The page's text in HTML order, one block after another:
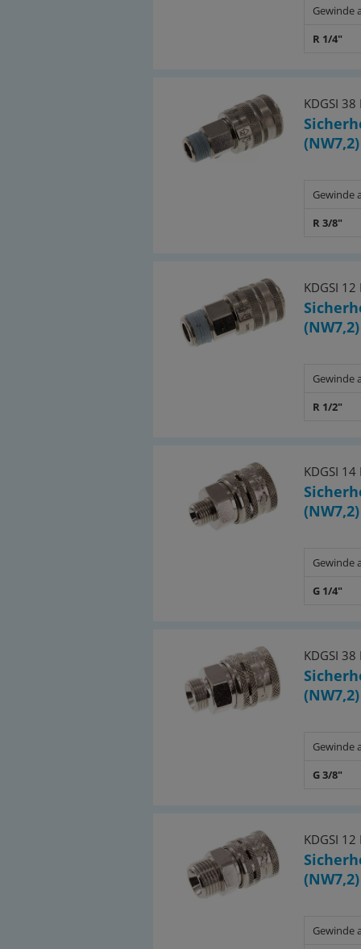
Gewinde
R 1/4"
KDGSI 38
Gewinde
R 3/8"
KDGSI 12
Gewinde
R 1/2"
KDGSI 14
Gewinde
G 1/4"
KDGSI 38
Gewinde
G 3/8"
KDGSI 12
Gewinde